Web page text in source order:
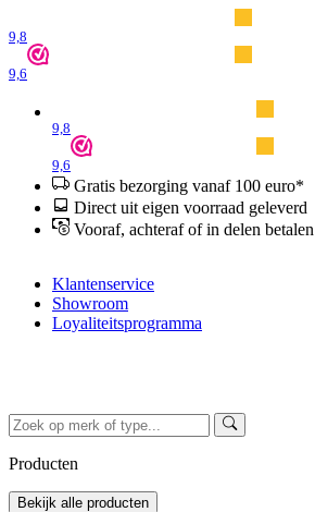
9,8
9,6
9,8
9,6
Gratis bezorging vanaf 100 euro*
Direct uit eigen voorraad geleverd
Vooraf, achteraf of in delen betalen
Klantenservice
Showroom
Loyaliteitsprogramma
Producten